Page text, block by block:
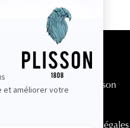
50 Notre Maison
Mentions légales